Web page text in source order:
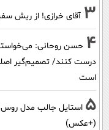
3 آقای خرازی! از ریش
4 حسن روحانی:
درست کنند/ تصمیم‌گیر
است
5 استایل جالب مدل روس
(+عکس)